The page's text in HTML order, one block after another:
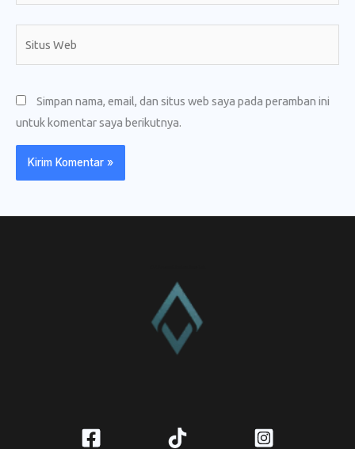
Simpan nama, email, dan situs web saya pada peramban ini
untuk komentar saya berikutnya.